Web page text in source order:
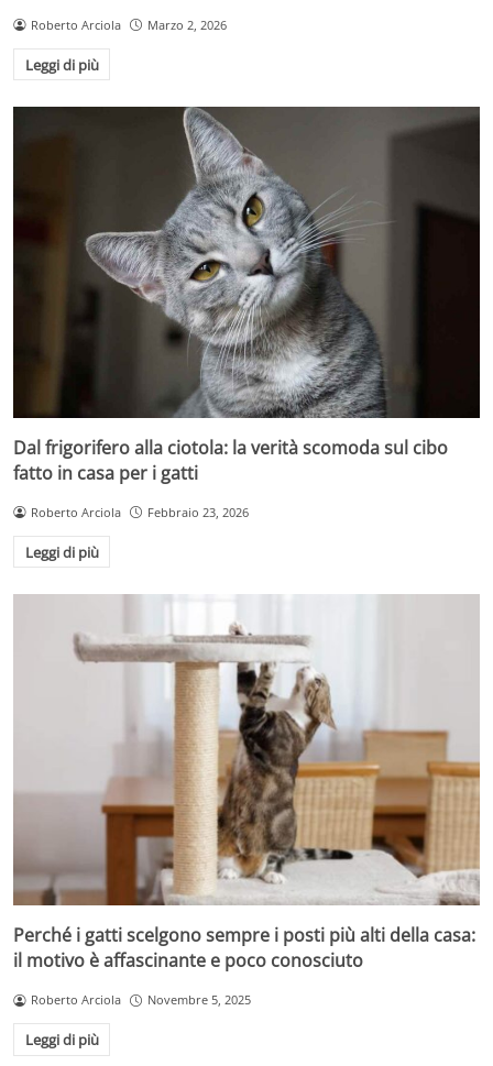
Roberto Arciola Marzo 2, 2026
Leggi di più
Dal frigorifero alla ciotola: la verità scomoda sul cibo
fatto in casa per i gatti
Roberto Arciola Febbraio 23, 2026
Leggi di più
Perché i gatti scelgono sempre i posti più alti della casa:
il motivo è affascinante e poco conosciuto
Roberto Arciola Novembre 5, 2025
Leggi di più